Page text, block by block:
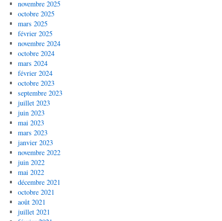
novembre 2025
octobre 2025
mars 2025
février 2025
novembre 2024
octobre 2024
mars 2024
février 2024
octobre 2023
septembre 2023
juillet 2023
juin 2023
mai 2023
mars 2023
janvier 2023
novembre 2022
juin 2022
mai 2022
décembre 2021
octobre 2021
août 2021
juillet 2021